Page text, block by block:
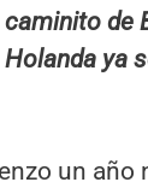
de
ya
un año